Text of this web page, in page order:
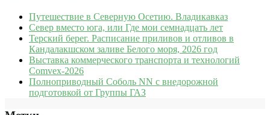
Путешествие в Северную Осетию. Владикавказ
Север вместо юга, или Где мои семнадцать лет
Терский берег. Расписание приливов и отливов в
Кандалакшском заливе Белого моря, 2026 год
Выставка коммерческого транспорта и технологий
Comvex-2026
Полноприводный Соболь NN с внедорожной
подготовкой от Группы ГАЗ